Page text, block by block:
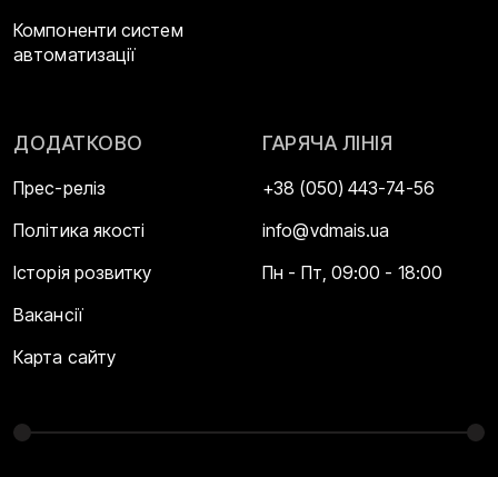
Компоненти систем
автоматизації
ДОДАТКОВО
Прес-реліз
Політика якості
Історія розвитку
Вакансії
Карта сайту
ГАРЯЧА ЛІНІЯ
+38 (050) 443-74-56
info@vdmais.ua
Пн - Пт, 09:00 - 18:00